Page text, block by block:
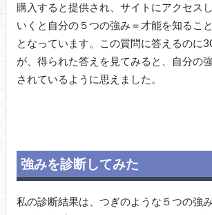
購入すると提供され、サイトにアクセス
いくと自分の５つの強み＝才能を知るこ
となっています。この質問に答えるのに
が、得られた答えを見てみると、自分の
されているように思えました。
強みを診断してみた
私の診断結果は、つぎのような５つの強